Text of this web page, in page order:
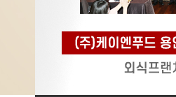
창업대표상담번호